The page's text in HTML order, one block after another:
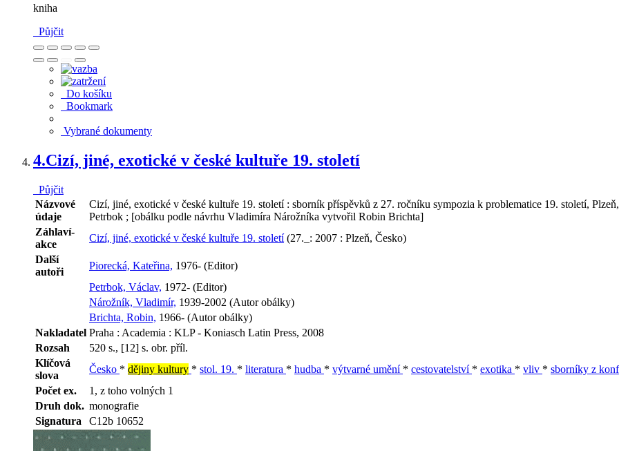
kniha
Půjčit
Do košíku
Bookmark
Vybrané dokumenty
4.Cizí, jiné, exotické v české kultuře 19. století
Půjčit
Názvové
údaje
Cizí, jiné, exotické v české kultuře 19. století : sborník příspěvků z 27. ročníku sympozia k problematice 19. století,
Petrbok ; [obálku podle návrhu Vladimíra Nárožníka vytvořil Robin Brichta]
Záhlaví-
akce
Cizí, jiné, exotické v české kultuře 19. století(27._: 2007 : Plzeň, Česko)
Další
autoři
Piorecká, Kateřina, 1976- (Editor)
Petrbok, Václav, 1972- (Editor)
Nárožník, Vladimír, 1939-2002 (Autor obálky)
Brichta, Robin, 1966- (Autor obálky)
Nakladatel Praha : Academia : KLP - Koniasch Latin Press, 2008
Rozsah
520 s., [12] s. obr. příl.
Klíčová
slova
Česko * dějiny kultury * stol. 19. * literatura * hudba * výtvarné umění * cestovatelství * exotika * vliv * sborníky z
Počet ex.
1, z toho volných 1
Druh dok. monografie
Signatura
C12b 10652